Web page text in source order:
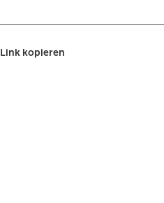
Link kopieren